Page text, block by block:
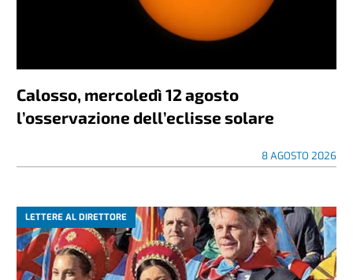
Calosso, mercoledì 12 agosto
l’osservazione dell’eclisse solare
8 AGOSTO 2026
LETTERE AL DIRETTORE